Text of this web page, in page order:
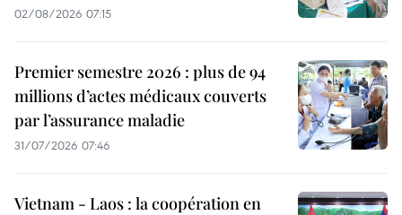
02/08/2026 07:15
Premier semestre 2026 : plus de 94
millions d’actes médicaux couverts
par l’assurance maladie
31/07/2026 07:46
Vietnam - Laos : la coopération en